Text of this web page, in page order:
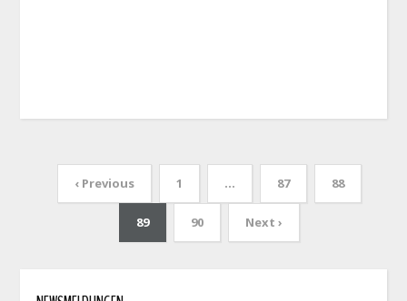
‹ Previous 1 … 87 88
89 90 Next ›